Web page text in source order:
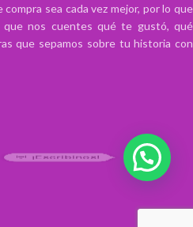
sea cada vez mejor, por lo que
que nos cuentes qué te gustó, qué
que sepamos sobre tu historia con
💬 ¡Escribinos!